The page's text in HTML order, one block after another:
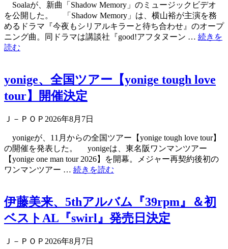
Soalaが、新曲「Shadow Memory」のミュージックビデオ
を公開した。 「Shadow Memory」は、横山裕が主演を務
めるドラマ『今夜もシリアルキラーと待ち合わせ』のオープ
ニング曲。同ドラマは講談社『good!アフタヌーン … 続きを
読む
yonige、全国ツアー【yonige tough love
tour】開催決定
Ｊ－ＰＯＰ 2026年8月7日
yonigeが、11月からの全国ツアー【yonige tough love tour】
の開催を発表した。 yonigeは、東名阪ワンマンツアー
【yonige one man tour 2026】を開幕。メジャー再契約後初の
ワンマンツアー … 続きを読む
伊藤美来、5thアルバム『39rpm』＆初
ベストAL『swirl』発売日決定
Ｊ－ＰＯＰ 2026年8月7日